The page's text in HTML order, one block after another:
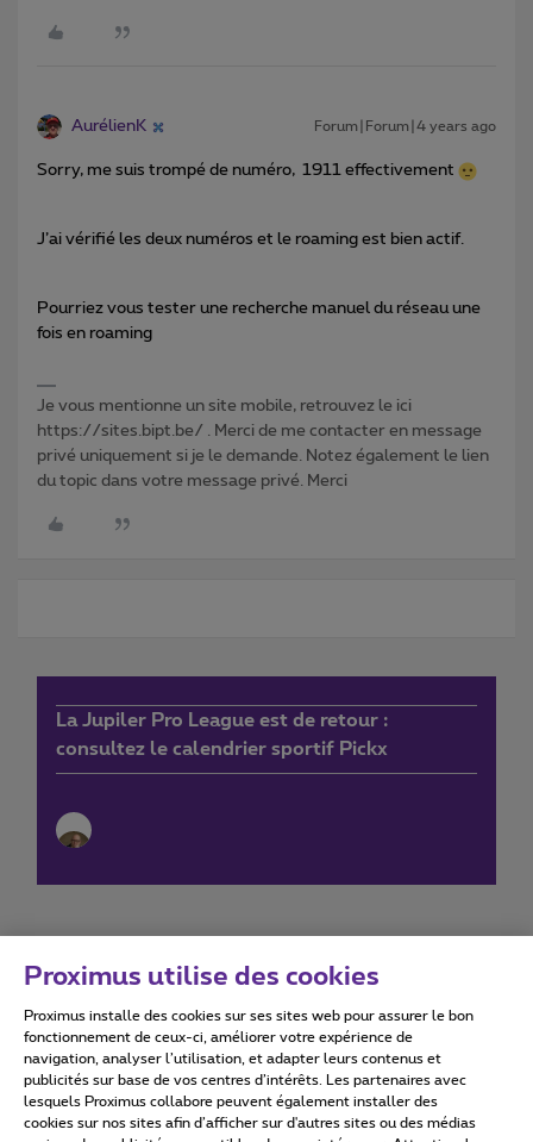
AurélienK Forum|Forum|4 years ago
Sorry, me suis trompé de numéro, 1911 effectivement
J’ai vérifié les deux numéros et le roaming est bien actif.
Pourriez vous tester une recherche manuel du réseau une
fois en roaming
Je vous mentionne un site mobile, retrouvez le ici
https://sites.bipt.be/ . Merci de me contacter en message
privé uniquement si je le demande. Notez également le lien
du topic dans votre message privé. Merci
La Jupiler Pro League est de retour :
consultez le calendrier sportif Pickx
Conditions d'utilisation Accessibility statement
Proximus utilise des cookies
Proximus installe des cookies sur ses sites web pour assurer le bon
fonctionnement de ceux-ci, améliorer votre expérience de
navigation, analyser l’utilisation, et adapter leurs contenus et
publicités sur base de vos centres d’intérêts. Les partenaires avec
lesquels Proximus collabore peuvent également installer des
cookies sur nos sites afin d’afficher sur d'autres sites ou des médias